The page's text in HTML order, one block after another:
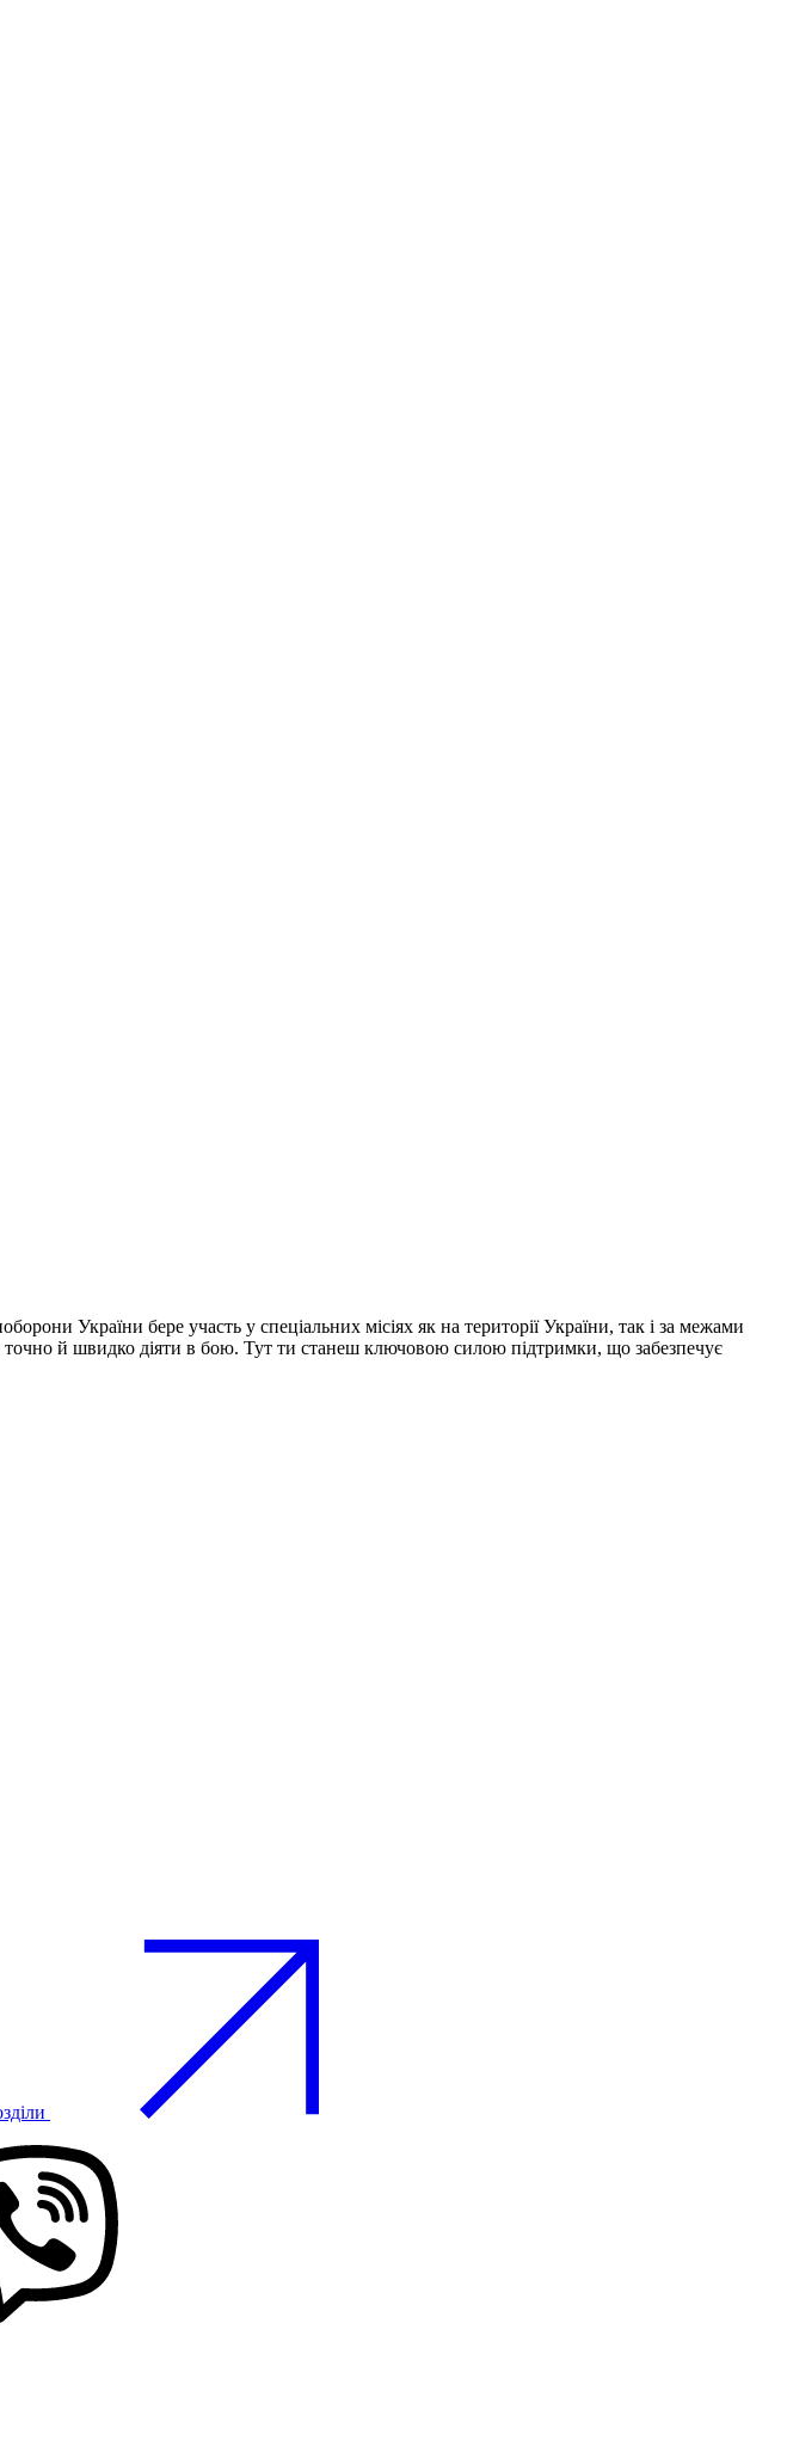
України бере участь у спеціальних місіях як на території України, так і за межами
точно й швидко діяти в бою. Тут ти станеш ключовою силою підтримки, що забезпечує